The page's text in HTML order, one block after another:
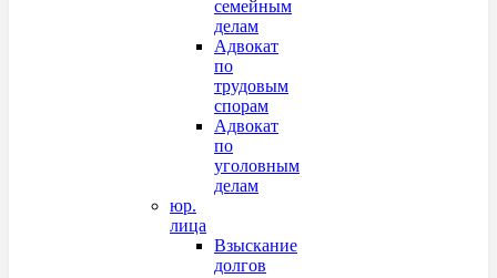
семейным
делам
Адвокат
по
трудовым
спорам
Адвокат
по
уголовным
делам
юр.
лица
Взыскание
долгов